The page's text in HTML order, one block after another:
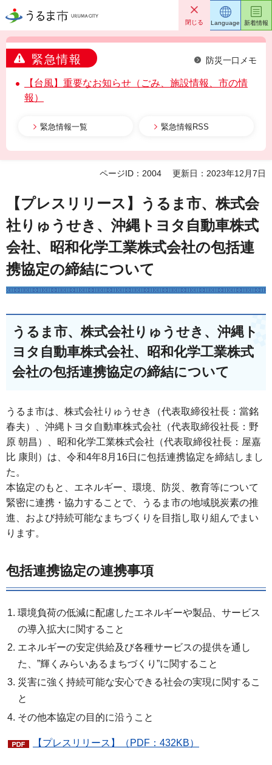
うるま市 閉じる
緊急情報 防災一口メモ
【台風】重要なお知らせ（ごみ、施設情報、市の情
報）
緊急情報一覧 緊急情報RSS
Language 新着情報
ページID：2004 更新日：2023年12月7日
【プレスリリース】うるま市、株式会
社りゅうせき、沖縄トヨタ自動車株式
会社、昭和化学工業株式会社の包括連
携協定の締結について
うるま市、株式会社りゅうせき、沖縄ト
ヨタ自動車株式会社、昭和化学工業株式
会社の包括連携協定の締結について
うるま市は、株式会社りゅうせき（代表取締役社長：當銘
春夫）、沖縄トヨタ自動車株式会社（代表取締役社長：野
原 朝昌）、昭和化学工業株式会社（代表取締役社長：屋嘉
比 康則）は、令和4年8月16日に包括連携協定を締結しまし
た。
本協定のもと、エネルギー、環境、防災、教育等について
緊密に連携・協力することで、うるま市の地域脱炭素の推
進、および持続可能なまちづくりを目指し取り組んでまい
ります。
包括連携協定の連携事項
環境負荷の低減に配慮したエネルギーや製品、サービス
の導入拡大に関すること
エネルギーの安定供給及び各種サービスの提供を通し
た、”輝くみらいあるまちづくり”に関すること
災害に強く持続可能な安心できる社会の実現に関するこ
と
その他本協定の目的に沿うこと
【プレスリリース】（PDF：432KB）